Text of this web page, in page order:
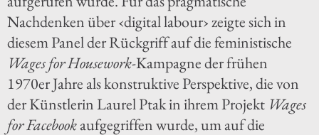
Nachdenken über ‹digital labour› zeigte sich in
diesem Panel der Rückgriff auf die feministische
Wages for Housework-Kampagne der frühen
1970er Jahre als konstruktive Perspektive, die von
der Künstlerin Laurel Ptak in ihrem Projekt Wages
for Facebookaufgegriffen wurde, um auf die